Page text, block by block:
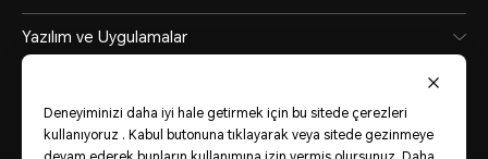
Yazılım ve Uygulamalar
Deneyiminizi daha iyi hale getirmek için bu sitede çerezleri
kullanıyoruz . Kabul butonuna tıklayarak veya sitede gezinmeye